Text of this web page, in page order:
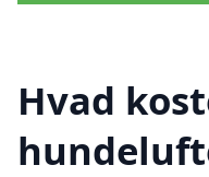
Hvad